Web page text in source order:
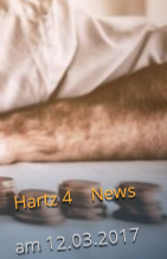
Hartz 4 News
am12.03.2017